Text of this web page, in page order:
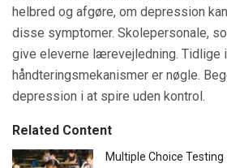
helbred og afgøre, om depression
disse symptomer. Skolepersonale,
give eleverne lærevejledning. Tidlige
håndteringsmekanismer er nøgle.
depression i at spire uden kontrol.
Related Content
Multiple Choice Testing